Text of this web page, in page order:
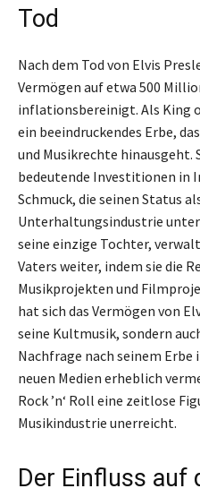
Tod
Nach dem Tod von Elvis
Vermögen auf etwa 500
inflationsbereinigt. Als King
ein beeindruckendes Erbe,
und Musikrechte hinausgeht.
bedeutende Investitionen in
Schmuck, die seinen Status
Unterhaltungsindustrie
seine einzige Tochter,
Vaters weiter, indem sie die
Musikprojekten und
hat sich das Vermögen von
seine Kultmusik, sondern
Nachfrage nach seinem Erbe
neuen Medien erheblich
Rock ’n‘ Roll eine zeitlose
Musikindustrie unerreicht.
Der Einfluss auf